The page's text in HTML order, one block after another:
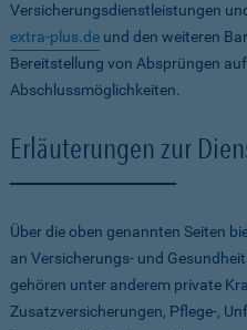
Versicherungsdienstleistungen
extra-plus.de und den weiteren
Bereitstellung von Absprüngen
Abschlussmöglichkeiten.
Erläuterungen zur
Über die oben genannten Seiten
an Versicherungs- und
gehören unter anderem private
Zusatzversicherungen, Pflege-,